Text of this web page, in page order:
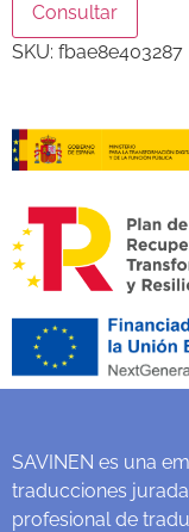
Consultar
SKU: fbae8e403287
SAVINEN es una
traducciones
profesional de